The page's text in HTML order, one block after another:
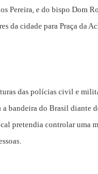
Pereira, e do bispo Dom
da cidade para Praça da
das polícias civil e
a bandeira do Brasil diante
pretendia controlar uma